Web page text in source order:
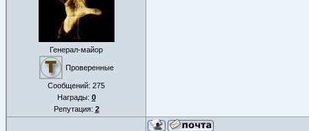
Генерал-майор
Проверенные
Сообщений: 275
Награды: 0
Репутация: 2